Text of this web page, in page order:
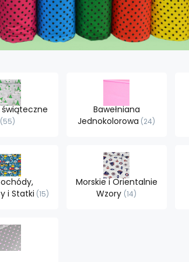
55
Bawełniana
Jednokolorowa 24
i Statki 15
Morskie i Orientalnie
Wzory 14